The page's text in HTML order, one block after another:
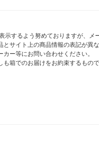
示するよう努めておりますが、
サイト上の商品情報の表記が
ー等にお問い合わせください。
箱でのお届けをお約束するも